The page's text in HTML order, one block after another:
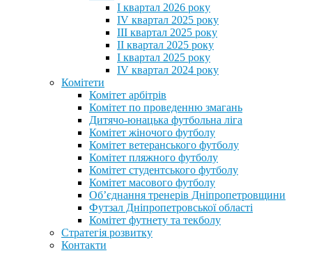
I квартал 2026 року
IV квартал 2025 року
III квартал 2025 року
II квартал 2025 року
I квартал 2025 року
IV квартал 2024 року
Комітети
Комітет арбітрів
Комітет по проведенню змагань
Дитячо-юнацька футбольна ліга
Комітет жіночого футболу
Комітет ветеранського футболу
Комітет пляжного футболу
Комітет студентського футболу
Комітет масового футболу
Обʼєднання тренерів Дніпропетровщини
Футзал Дніпропетровської області
Комітет футнету та текболу
Стратегія розвитку
Контакти